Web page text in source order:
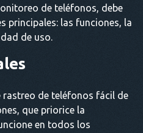
de teléfonos, debe
principales: las funciones, la
de uso.
rastreo de teléfonos fácil de
que priorice la
en todos los